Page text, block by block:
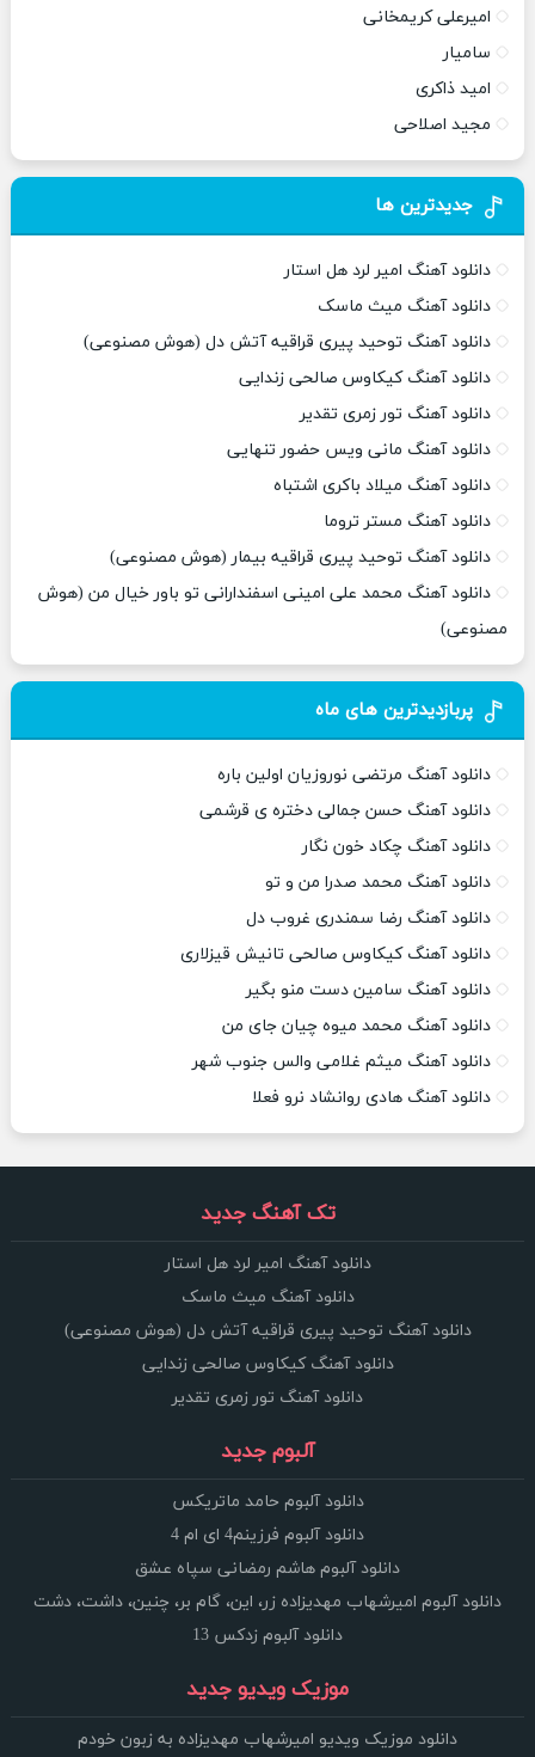
امیرعلی کریمخانی
سامیار
امید ذاکری
مجید اصلاحی
جدیدترین ها
دانلود آهنگ امیر لرد هل استار
دانلود آهنگ میث ماسک
دانلود آهنگ توحید پیری قراقیه آتش دل (هوش مصنوعی)
دانلود آهنگ کیکاوس صالحی زندایی
دانلود آهنگ تور زمری تقدیر
دانلود آهنگ مانی ویس حضور تنهایی
دانلود آهنگ میلاد باکری اشتباه
دانلود آهنگ مستر تروما
دانلود آهنگ توحید پیری قراقیه بیمار (هوش مصنوعی)
دانلود آهنگ محمد علی امینی اسفندارانی تو باور خیال من (هوش
مصنوعی)
پربازدیدترین های ماه
دانلود آهنگ مرتضی نوروزیان اولین باره
دانلود آهنگ حسن جمالی دختره ی قرشمی
دانلود آهنگ چکاد خون نگار
دانلود آهنگ محمد صدرا من و تو
دانلود آهنگ رضا سمندری غروب دل
دانلود آهنگ کیکاوس صالحی تانیش قیزلاری
دانلود آهنگ سامین دست منو بگیر
دانلود آهنگ محمد میوه چیان جای من
دانلود آهنگ میثم غلامی والس جنوب شهر
دانلود آهنگ هادی روانشاد نرو فعلا
تک آهنگ جدید
دانلود آهنگ امیر لرد هل استار
دانلود آهنگ میث ماسک
دانلود آهنگ توحید پیری قراقیه آتش دل (هوش مصنوعی)
دانلود آهنگ کیکاوس صالحی زندایی
دانلود آهنگ تور زمری تقدیر
آلبوم جدید
دانلود آلبوم حامد ماتریکس
دانلود آلبوم فرزینم4 ای ام 4
دانلود آلبوم هاشم رمضانی سپاه عشق
دانلود آلبوم امیرشهاب مهدیزاده زر، این، گام بر، چنین، داشت، دشت
دانلود آلبوم زدکس 13
موزیک ویدیو جدید
دانلود موزیک ویدیو امیرشهاب مهدیزاده به زبون خودم